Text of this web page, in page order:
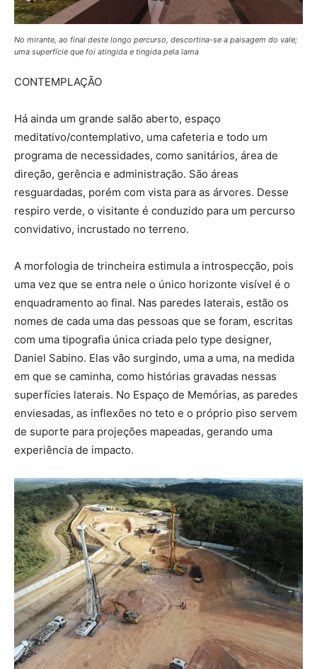
No mirante, ao final deste longo percurso, descortina-se a paisagem do vale;
uma superfície que foi atingida e tingida pela lama
CONTEMPLAÇÃO
Há ainda um grande salão aberto, espaço
meditativo/contemplativo, uma cafeteria e todo um
programa de necessidades, como sanitários, área de
direção, gerência e administração. São áreas
resguardadas, porém com vista para as árvores. Desse
respiro verde, o visitante é conduzido para um percurso
convidativo, incrustado no terreno.
A morfologia de trincheira estimula a introspecção, pois
uma vez que se entra nele o único horizonte visível é o
enquadramento ao final. Nas paredes laterais, estão os
nomes de cada uma das pessoas que se foram, escritas
com uma tipografia única criada pelo type designer,
Daniel Sabino. Elas vão surgindo, uma a uma, na medida
em que se caminha, como histórias gravadas nessas
superfícies laterais. No Espaço de Memórias, as paredes
enviesadas, as inflexões no teto e o próprio piso servem
de suporte para projeções mapeadas, gerando uma
experiência de impacto.